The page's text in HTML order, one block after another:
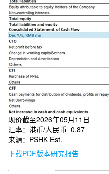
现价截至2026年05月11日
汇率：港币/人民币=0.87
来源：PSHK Est.
下载PDF版本研究报告